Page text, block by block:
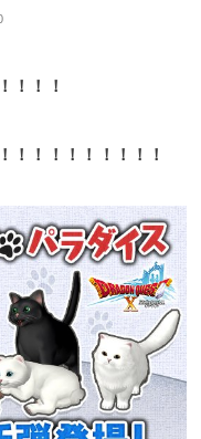
！！！
！！！！！！！！！